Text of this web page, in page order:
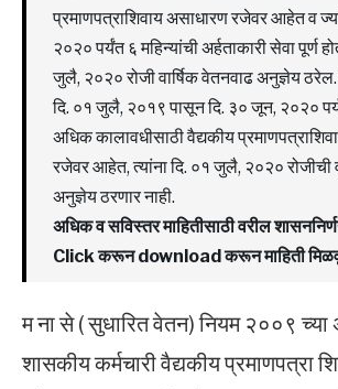
प्रमाणपत्राशिवाय असाधारण रजेवर आहेत व
२०२० पर्यंत ६ महिन्यांची अर्हताकारी सेवा पूर्ण
जुलै, २०२० रोजी वार्षिक वेतनवाढ अनुज्ञेय
दि. ०१ जुलै, २०१९ पासून दि. ३० जून, २०२०
अधिक कालावधीसाठी वैद्यकीय
रजेवर आहेत, त्यांना दि. ०१ जुलै, २०२० रोजीची
अनुज्ञेय ठरणार नाही.
अधिक व सविस्तर माहितीसाठी वरील
Click करून download करून माहिती
म ना से ( सुधारित वेतन) नियम २००९ च्या
शासकीय कर्मचारी वैद्यकीय प्रमाणपत्रा